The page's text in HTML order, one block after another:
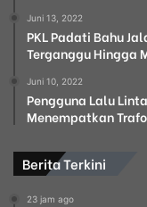
Juni 13, 2022
PKL Padati Bahu
Terganggu Hingga
Juni 10, 2022
Pengguna Lalu
Menempatkan
Berita Terkini
23 jam ago